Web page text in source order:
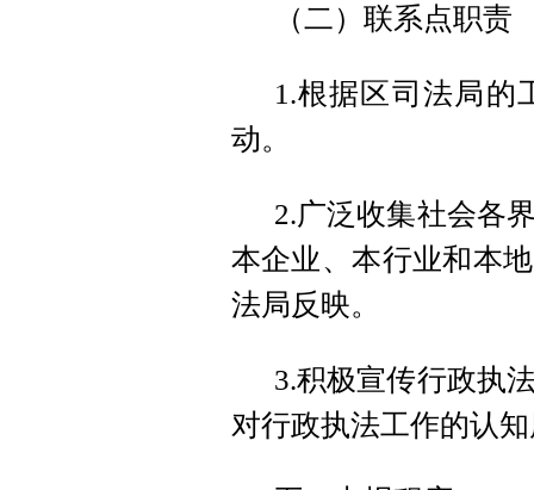
（二）联系点职责
1.根据区司法局的
动。
2.广泛收集社会各
本企业、本行业和本
法局反映。
3.积极宣传行政执
对行政执法工作的认